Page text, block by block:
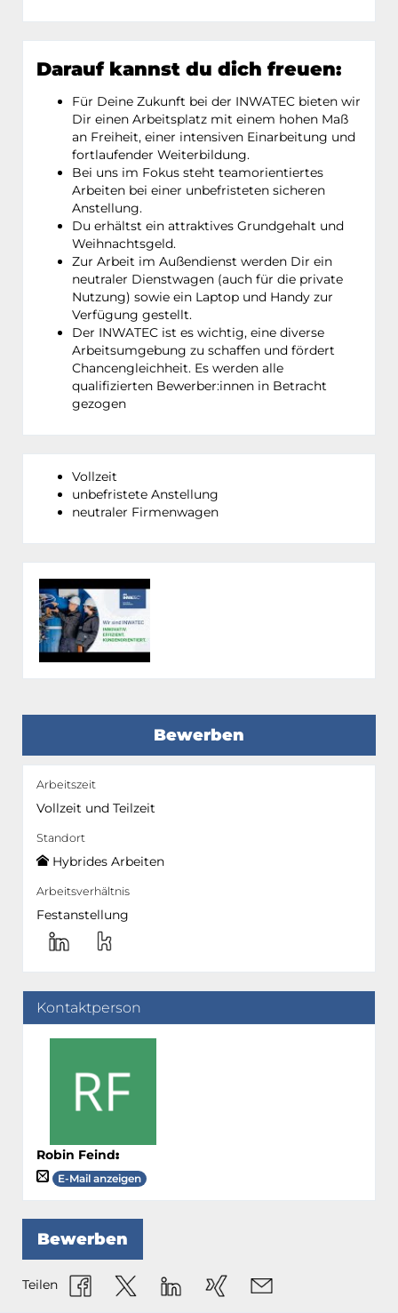
Darauf kannst du dich freuen:
Für Deine Zukunft bei der INWATEC bieten wir
Dir einen Arbeitsplatz mit einem hohen Maß
an Freiheit, einer intensiven Einarbeitung und
fortlaufender Weiterbildung.
Bei uns im Fokus steht teamorientiertes
Arbeiten bei einer unbefristeten sicheren
Anstellung.
Du erhältst ein attraktives Grundgehalt und
Weihnachtsgeld.
Zur Arbeit im Außendienst werden Dir ein
neutraler Dienstwagen (auch für die private
Nutzung) sowie ein Laptop und Handy zur
Verfügung gestellt.
Der INWATEC ist es wichtig, eine diverse
Arbeitsumgebung zu schaffen und fördert
Chancengleichheit. Es werden alle
qualifizierten Bewerber:innen in Betracht
gezogen
Vollzeit
unbefristete Anstellung
neutraler Firmenwagen
Bewerben
Arbeitszeit
Vollzeit und Teilzeit
Standort
Hybrides Arbeiten
Arbeitsverhältnis
Festanstellung
Kontaktperson
Robin Feind:
E-Mail anzeigen
Bewerben
Teilen